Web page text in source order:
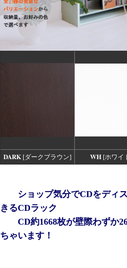
DARK [ダークブラウン] WH [ホワイ
ショップ気分でCDをディ
きるCDラック
CD約1668枚が壁際わずか
ちゃいます！